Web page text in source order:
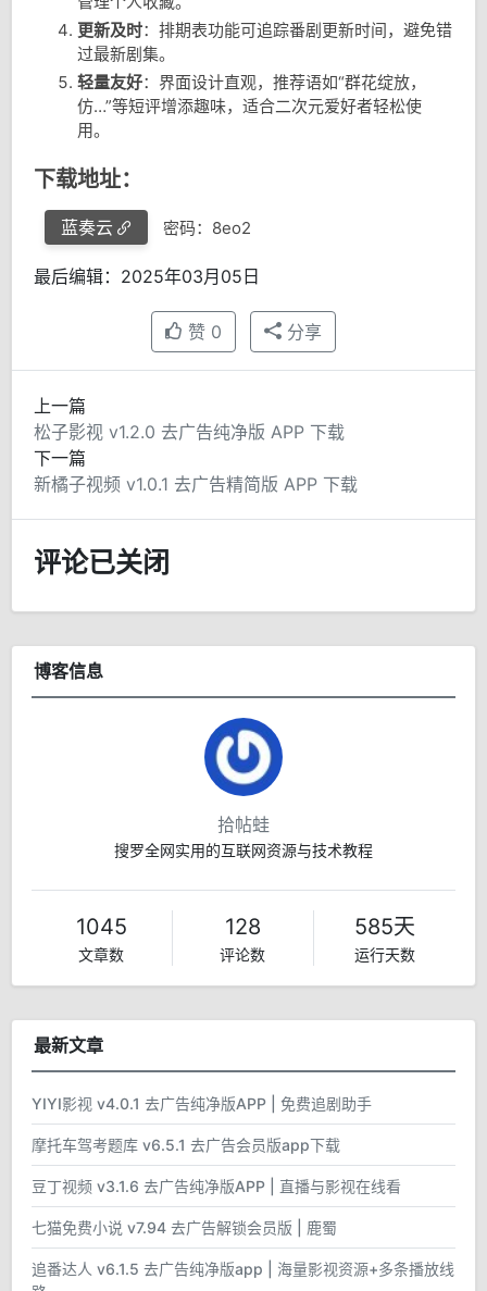
更新及时：排期表功能可追踪番剧更新时间，避免错
过最新剧集。
轻量友好：界面设计直观，推荐语如“群花绽放，
仿…”等短评增添趣味，适合二次元爱好者轻松使
用。
下载地址：
蓝奏云 密码：8eo2
最后编辑：2025年03月05日
赞 0 分享
上一篇
松子影视 v1.2.0 去广告纯净版 APP 下载
下一篇
新橘子视频 v1.0.1 去广告精简版 APP 下载
评论已关闭
博客信息
拾帖蛙
搜罗全网实用的互联网资源与技术教程
1045
文章数
128
评论数
585天
运行天数
最新文章
YIYI影视 v4.0.1 去广告纯净版APP | 免费追剧助手
摩托车驾考题库 v6.5.1 去广告会员版app下载
豆丁视频 v3.1.6 去广告纯净版APP | 直播与影视在线看
七猫免费小说 v7.94 去广告解锁会员版 | 鹿蜀
追番达人 v6.1.5 去广告纯净版app | 海量影视资源+多条播放线